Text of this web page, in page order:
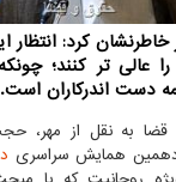
كرد:
تر كنند؛ چونكه
دست اندركاران است.
به نقل از مهر،
همایش سراسری